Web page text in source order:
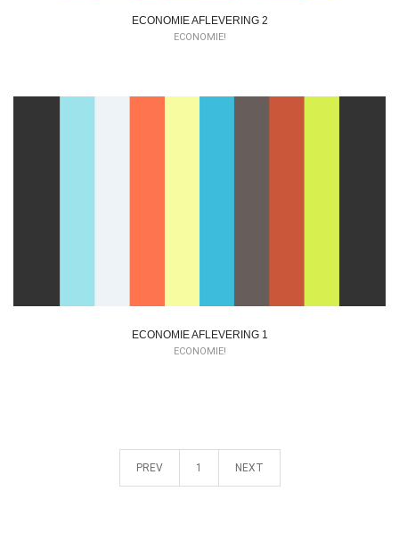
ECONOMIE AFLEVERING 2
ECONOMIE!
ECONOMIE AFLEVERING 1
ECONOMIE!
PREV 1 NEXT